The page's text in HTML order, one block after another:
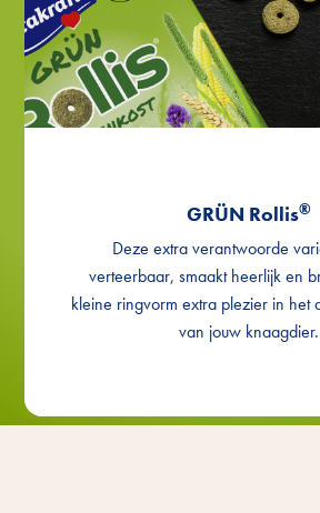
GRÜN Rollis®
Deze extra verantwoorde
verteerbaar, smaakt heerlijk en
kleine ringvorm extra plezier in het
van jouw knaagdier.